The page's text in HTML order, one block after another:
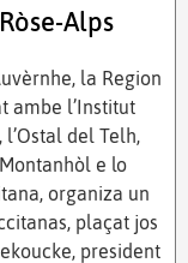
Alps
la Region
ambe l’Institut
del Telh,
e lo
organiza un
plaçat jos
president